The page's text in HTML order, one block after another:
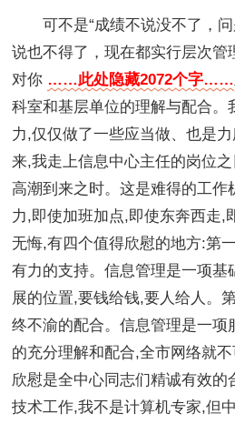
可不是“成绩不说没不了，
说也不得了，现在都实行层次管
对你 ……此处隐藏2072个字……
科室和基层单位的理解与配合。
力,仅仅做了一些应当做、也是
来,我走上信息中心主任的岗位
高潮到来之时。这是难得的工作
力,即使加班加点,即使东奔西走,
无悔,有四个值得欣慰的地方:第
有力的支持。信息管理是一项基
展的位置,要钱给钱,要人给人。
终不渝的配合。信息管理是一项
的充分理解和配合,全市网络就
欣慰是全中心同志们精诚有效的
技术工作,我不是计算机专家,但